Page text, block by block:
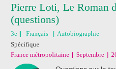
Pierre Loti, Le Roman
(questions)
3e Français
Autobiographie
Spécifique
France métropolitaine
Septembre